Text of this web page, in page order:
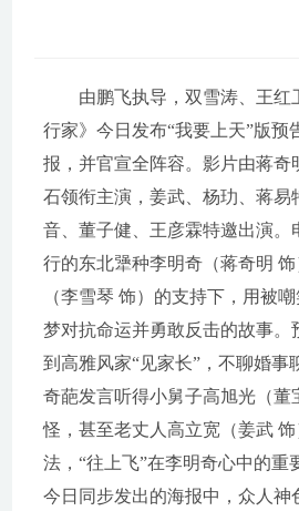
由鹏飞执导，双雪涛、王红
行家》今日发布“我要上天”版预
报，并官宣全阵容。影片由蒋奇
石领衔主演，姜武、杨玏、蒋易
音、董子健、王彦霖特邀出演。
行的东北犟种李明奇（蒋奇明
（李雪琴 饰）的支持下，用被
梦对抗命运并勇敢反击的故事。
到高雅风家“见家长”，不聊婚事
奇葩发言听得小舅子高旭光（董
怪，甚至老丈人高立宽（姜武
法，“往上飞”在李明奇心中的重
今日同步发出的海报中，众人神